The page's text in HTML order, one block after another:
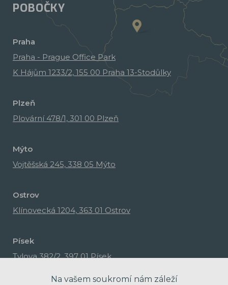
POBOČKY
Praha
Praha - Prague Office Park
K Hájům 1233/2, 155 00 Praha 13-Stodůlky
Plzeň
Plovární 478/1, 301 00 Plzeň
Mýto
Vojtěšská 245, 338 05 Mýto
Ostrov
Klínovecká 1204, 363 01 Ostrov
Písek
Tylova 382/2, 397 01 Písek
Na vašem soukromí nám záleží